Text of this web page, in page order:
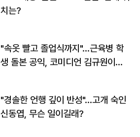
치는?
"속옷 빨고 졸업식까지"…근육병 학
생 돌본 공익, 코미디언 김규원이었
"경솔한 언행 깊이 반성"…고개 숙인
신동엽, 무슨 일이길래?